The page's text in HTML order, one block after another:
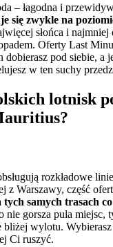
– łagodna i
się zwykle na
słońca i najmniej
Oferty Last
dobierasz pod siebie, a
w ten suchy
lotnisk
rozkładowe
z Warszawy, część
samych trasach
nie gorsza pula miejsc,
bliżej wylotu.
Ci ruszyć.